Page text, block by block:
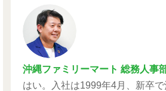
沖縄ファミリーマート 総務人事
はい。入社は1999年4月、新卒